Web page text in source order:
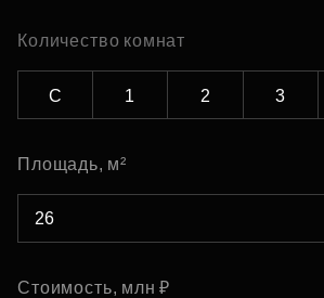
Количество комнат
С 1 2 3
Площадь, м²
Стоимость, млн ₽